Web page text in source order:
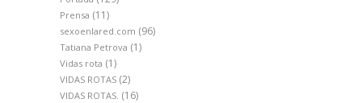
Prensa (11)
sexoenlared.com (96)
Tatiana Petrova (1)
Vidas rota (1)
VIDAS ROTAS (2)
VIDAS ROTAS. (16)